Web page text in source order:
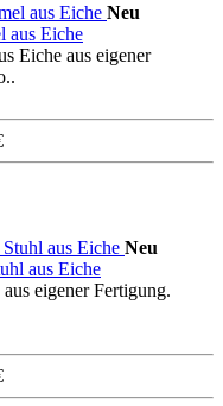
Neu
aus Eiche
Eiche aus eigener
Neu
aus Eiche
eigener Fertigung.